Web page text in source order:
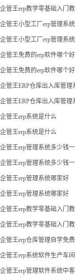
企管王erp教学零基础入门
企管王小型工厂erp管理系
企管王小型工厂erp管理系
企管王免费的erp软件哪个
企管王免费的erp软件哪个
企管王ERP仓库出入库管理
企管王ERP仓库出入库管理
企管王erp系统是什么
企管王erp系统是什么
企管王erp管理系统多少钱
企管王erp管理系统多少钱
企管王erp管理系统哪家好
企管王erp管理系统哪家好
企管王erp教学零基础入门
企管王erp教学零基础入门
企管王erp仓库管理自学免
企管王erp系统软件生产车
企管王erp管理软件系统中